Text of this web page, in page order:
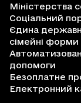
Міністерства
Соціальний
Єдина
сімейні форми
допомоги
Безоплатне
Електронний